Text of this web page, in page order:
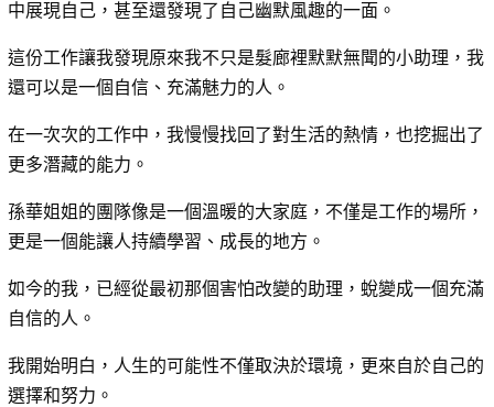
中展現自己，甚至還發現了自己幽默風趣的一面。
這份工作讓我發現原來我不只是髮廊裡默默無聞的小助理，我
還可以是一個自信、充滿魅力的人。
在一次次的工作中，我慢慢找回了對生活的熱情，也挖掘出了
更多潛藏的能力。
孫華姐姐的團隊像是一個溫暖的大家庭，不僅是工作的場所，
更是一個能讓人持續學習、成長的地方。
如今的我，已經從最初那個害怕改變的助理，蛻變成一個充滿
自信的人。
我開始明白，人生的可能性不僅取決於環境，更來自於自己的
選擇和努力。